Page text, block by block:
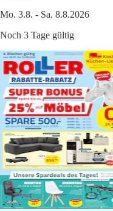
Mo. 3.8. - Sa. 8.8.2026
Noch 3 Tage gültig